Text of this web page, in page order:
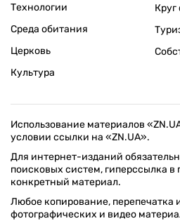
Технологии
Среда обитания
Церковь
Культура
Круг
Использование материалов
условии ссылки на «ZN.UA».
Для интернет-изданий
поисковых систем, гиперссылка в
конкретный материал.
Любое копирование, перепечатка
фотографических и видео